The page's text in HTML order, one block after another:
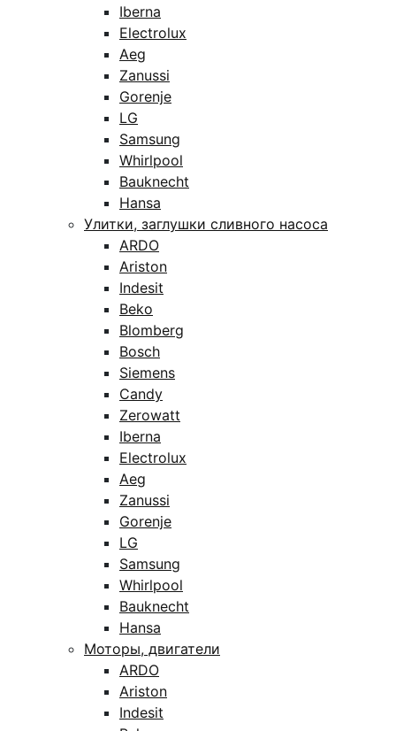
Iberna
Electrolux
Aeg
Zanussi
Gorenje
LG
Samsung
Whirlpool
Bauknecht
Hansa
Улитки, заглушки сливного насоса
ARDO
Ariston
Indesit
Beko
Blomberg
Bosch
Siemens
Candy
Zerowatt
Iberna
Electrolux
Aeg
Zanussi
Gorenje
LG
Samsung
Whirlpool
Bauknecht
Hansa
Моторы, двигатели
ARDO
Ariston
Indesit